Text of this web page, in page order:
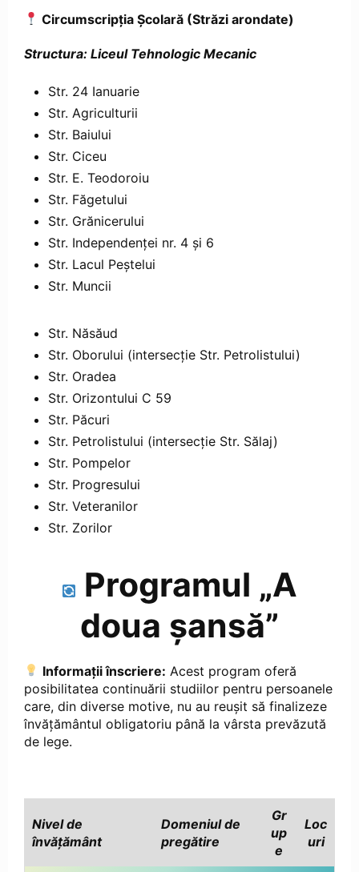
Circumscripția Școlară (Străzi arondate)
Structura: Liceul Tehnologic Mecanic
Str. 24 Ianuarie
Str. Agriculturii
Str. Baiului
Str. Ciceu
Str. E. Teodoroiu
Str. Făgetului
Str. Grănicerului
Str. Independenței nr. 4 și 6
Str. Lacul Peștelui
Str. Muncii
Str. Năsăud
Str. Oborului (intersecție Str. Petrolistului)
Str. Oradea
Str. Orizontului C 59
Str. Păcuri
Str. Petrolistului (intersecție Str. Sălaj)
Str. Pompelor
Str. Progresului
Str. Veteranilor
Str. Zorilor
Programul „A
doua șansă”
Informații înscriere: Acest program oferă
posibilitatea continuării studiilor pentru persoanele
care, din diverse motive, nu au reușit să finalizeze
învățământul obligatoriu până la vârsta prevăzută
de lege.
Nivel de
învățământ
Domeniul de
pregătire
Gr
up
e
Loc
uri